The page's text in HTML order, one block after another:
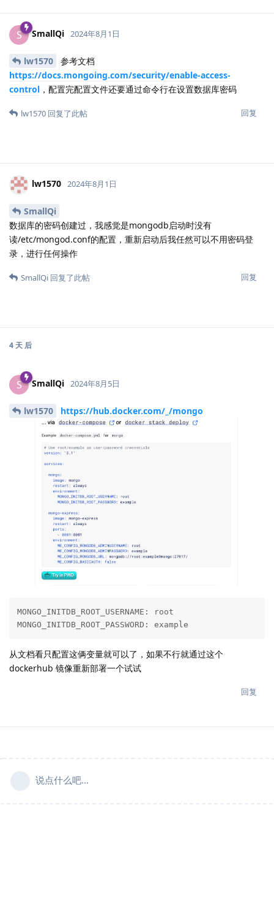
S SmallQi 2024年8月1日
lw1570
参考文档
https://docs.mongoing.com/security/enable-access-
control ，配置完配置文件还要通过命令行在设置数据库密码
回复
lw1570 回复了此帖
lw1570 2024年8月1日
SmallQi
数据库的密码创建过，我感觉是mongodb启动时没有
读/etc/mongod.conf的配置，重新启动后我任然可以不用密码登
录，进行任何操作
回复
SmallQi 回复了此帖
4 天 后
S SmallQi 2024年8月5日
lw1570 https://hub.docker.com/_/mongo
MONGO_INITDB_ROOT_USERNAME: root
MONGO_INITDB_ROOT_PASSWORD: example
从文档看只配置这俩变量就可以了，如果不行就通过这个
dockerhub 镜像重新部署一个试试
回复
说点什么吧...